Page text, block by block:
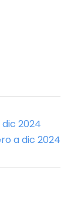
dic 2024
a dic 2024